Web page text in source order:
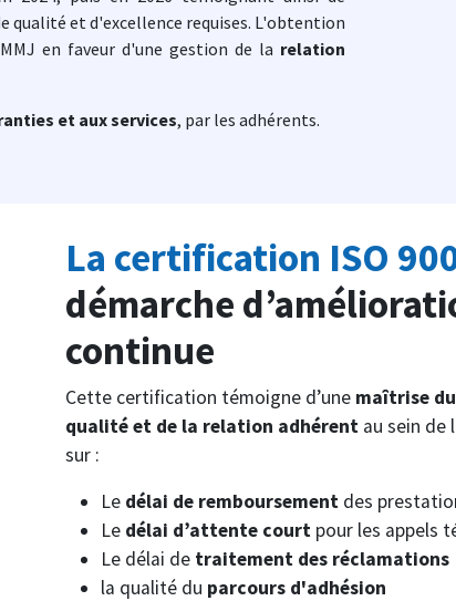
de la Justice
une protection financière
pour les agents de la
TNS
l'offre santé Liberté.
qualité et d'excellence requises. L'obtention
en faveur d'une gestion de la relation
et aux services, par les adhérents.
La certification ISO
démarche
continue
Cette certification témoigne d’une maîtrise
qualité et de la relation adhérent au sein de
sur :
Le délai de remboursement des
Le délai d’attente court pour les appels
Le délai de traitement des réclamations
la qualité du parcours d'adhésion